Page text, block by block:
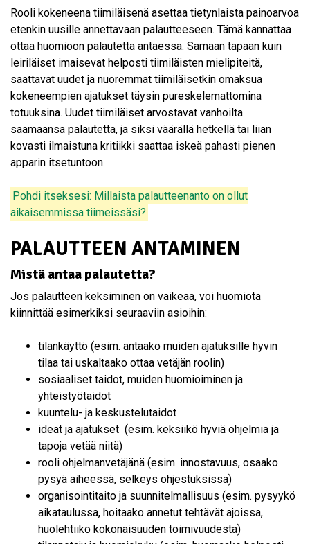
Rooli kokeneena tiimiläisenä asettaa tietynlaista painoarvoa
etenkin uusille annettavaan palautteeseen. Tämä kannattaa
ottaa huomioon palautetta antaessa. Samaan tapaan kuin
leiriläiset imaisevat helposti tiimiläisten mielipiteitä,
saattavat uudet ja nuoremmat tiimiläisetkin omaksua
kokeneempien ajatukset täysin pureskelemattomina
totuuksina. Uudet tiimiläiset arvostavat vanhoilta
saamaansa palautetta, ja siksi väärällä hetkellä tai liian
kovasti ilmaistuna kritiikki saattaa iskeä pahasti pienen
apparin itsetuntoon.
Pohdi itseksesi: Millaista palautteenanto on ollut
aikaisemmissa tiimeissäsi?
PALAUTTEEN ANTAMINEN
Mistä antaa palautetta?
Jos palautteen keksiminen on vaikeaa, voi huomiota
kiinnittää esimerkiksi seuraaviin asioihin:
tilankäyttö (esim. antaako muiden ajatuksille hyvin
tilaa tai uskaltaako ottaa vetäjän roolin)
sosiaaliset taidot, muiden huomioiminen ja
yhteistyötaidot
kuuntelu- ja keskustelutaidot
ideat ja ajatukset (esim. keksiikö hyviä ohjelmia ja
tapoja vetää niitä)
rooli ohjelmanvetäjänä (esim. innostavuus, osaako
pysyä aiheessä, selkeys ohjestuksissa)
organisointitaito ja suunnitelmallisuus (esim. pysyykö
aikataulussa, hoitaako annetut tehtävät ajoissa,
huolehtiiko kokonaisuuden toimivuudesta)